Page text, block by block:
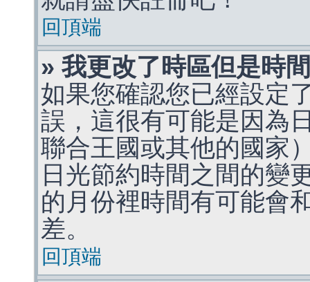
回頂端
» 我更改了時區但是時
如果您確認您已經設定
誤，這很有可能是因為
聯合王國或其他的國家
日光節約時間之間的變
的月份裡時間有可能會
差。
回頂端